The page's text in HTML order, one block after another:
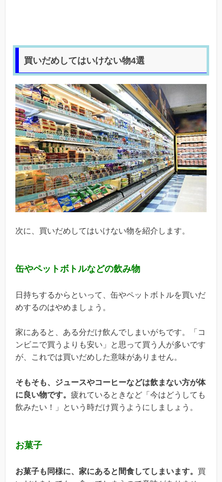
買いだめしてはいけない物4選
次に、買いだめしてはいけない物を紹介します。
缶やペットボトルなどの飲み物
日持ちするからといって、缶やペットボトルを買いだ
めするのはやめましょう。
家にあると、ある分だけ飲んでしまいがちです。「コ
ンビニで買うよりも安い」と思って買う人が多いです
が、これでは買いだめした意味がありません。
そもそも、ジュースやコーヒーなどは飲まない方が体
に良い物です。 疲れているときなど「今はどうしても
飲みたい！」という時だけ買うようにしましょう。
お菓子
お菓子も同様に、家にあると間食してしまいます。 買